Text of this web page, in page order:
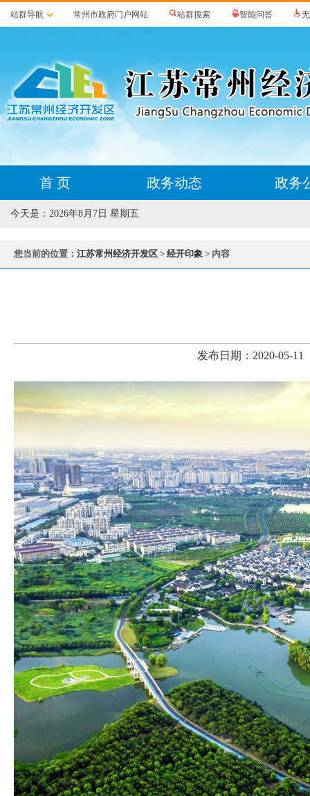
站群导航 常州市政府门户网站 站群搜索 智能问答
首 页 政务动态 政务
今天是： 2026年8月7日 星期五
您当前的位置： 江苏常州经济开发区 > 经开印象 > 内容
发布日期：2020-05-